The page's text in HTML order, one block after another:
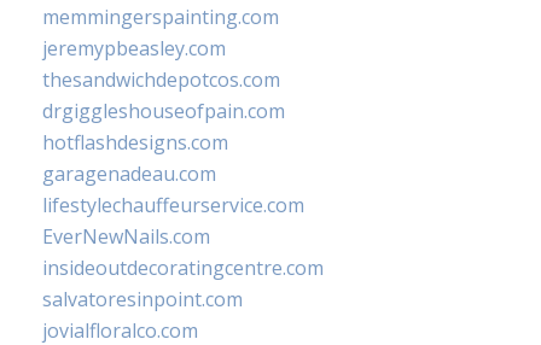
memmingerspainting.com
jeremypbeasley.com
thesandwichdepotcos.com
drgiggleshouseofpain.com
hotflashdesigns.com
garagenadeau.com
lifestylechauffeurservice.com
EverNewNails.com
insideoutdecoratingcentre.com
salvatoresinpoint.com
jovialfloralco.com